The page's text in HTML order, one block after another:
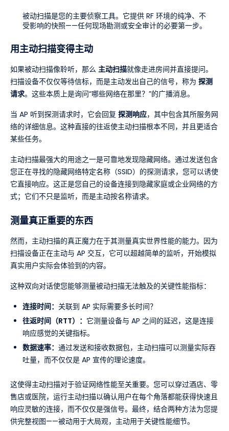
被动扫描是您的主要侦察工具。它提供 RF 环境的纯净、不
受影响的快照——任何现场勘测或安全审计的必要第一步。
用主动扫描变得主动
如果被动扫描像聆听，那么 主动扫描就像走进房间并直接提问。
扫描设备不仅仅等待信标，而是主动发出自己的信号，称为 探测
请求。这些本质上是询问“哪些网络在那里？”的广播消息。
当 AP 听到探测请求时，它会回复 探测响应，其中包含其所服务网
络的详细信息。这种直接的往返使主动扫描根本不同，并且更适合
某些任务。
主动扫描最强大的用途之一是可靠地发现隐藏网络。通过发送包含
您正在寻找的隐藏网络特定名称（SSID）的探测请求，您可以诱使
它直接响应。这正是您自己的设备连接到隐藏家庭或企业网络的方
式；它们不只是监听，而是主动按名称请求。
测量真正重要的东西
然而，主动扫描的真正魔力在于其测量真实世界性能的能力。因为
扫描设备正在主动与 AP 交互，它可以超越简单的监听，开始模拟
真实用户实际会体验到的内容。
这种双向对话使您能够测量被动扫描无法触及的关键性能指标：
连接时间： 关联到 AP 实际需要多长时间？
往返时间（RTT）： 它测量设备与 AP 之间的延迟，这是连接
响应感觉的关键指标。
数据速率： 通过发送和接收数据包，主动扫描可以测量实际吞
吐量，而不仅仅是 AP 宣传的理论速度。
这使得主动扫描对于验证网络性能至关重要。您可以穿过酒店、零
售店或医院，运行主动扫描以确认用户在每个角落都能获得快速且
响应灵敏的连接，而不仅仅是强信号。最终，结合两种方法为您提
供完整视图——被动用于大局观，主动用于关键性能细节。